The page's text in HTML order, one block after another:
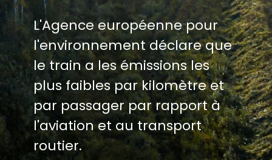
L'Agence européenne pour
l'environnement déclare que
le train a les émissions les
plus faibles par kilomètre et
par passager par rapport à
l'aviation et au transport
routier.